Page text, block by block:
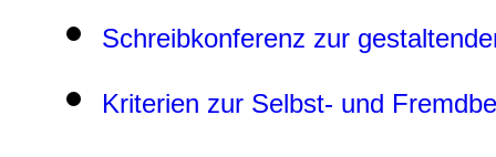
Schreibkonferenz zur
Kriterien zur Selbst- und